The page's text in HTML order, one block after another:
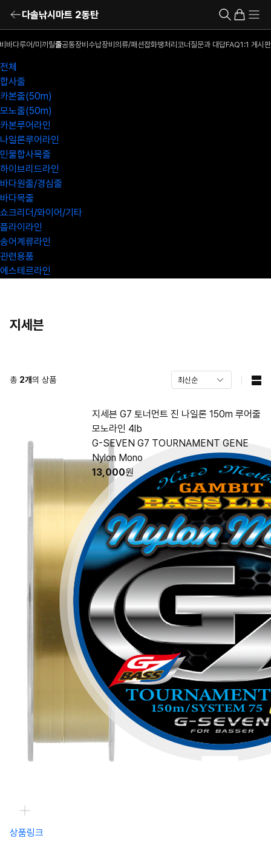
다솔낚시마트 2동탄
바다루어/미끼 릴줄공통장비 수납장비 의류/패션잡화땡처리코너 질문과 대답FAQ1:1 게시판
전체
합사줄
카본줄(50m)
모노줄(50m)
카본루어라인
나일론루어라인
민물합사목줄
하이브리드라인
바다원줄/경심줄
바다목줄
쇼크리더/와이어/기타
플라이라인
송어계류라인
관련용품
에스테르라인
지세븐
총 2개의 상품
지세븐 G7 토너먼트 진 나일론 150m 루어줄
모노라인 4lb
G-SEVEN G7 TOURNAMENT GENE
Nylon Mono
13,000원
상품링크